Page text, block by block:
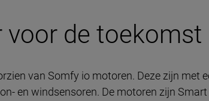
voor de
van Somfy io motoren. Deze zijn met
en windsensoren. De motoren zijn